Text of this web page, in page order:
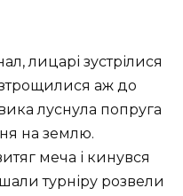
лицарі зустрілися
аж до
луснула попруга
на землю.
меча і кинувся
турніру розвели